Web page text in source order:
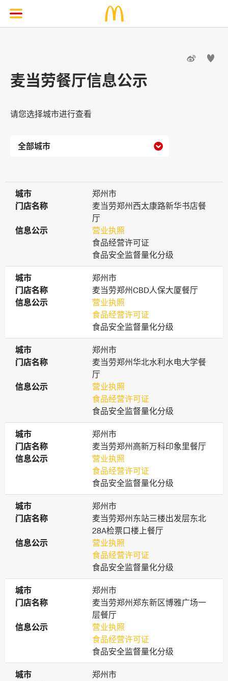
 
麦当劳餐厅信息公示
请您选择城市进行查看

城市
城市
郑州市
门店名称
门店名称
麦当劳郑州西太康路新华书店餐
厅
信息公示
信息公示
营业执照
食品经营许可证
食品安全监督量化分级
城市
城市
郑州市
门店名称
门店名称
麦当劳郑州CBD人保大厦餐厅
信息公示
信息公示
营业执照
食品经营许可证
食品安全监督量化分级
城市
城市
郑州市
门店名称
门店名称
麦当劳郑州华北水利水电大学餐
厅
信息公示
信息公示
营业执照
食品经营许可证
食品安全监督量化分级
城市
城市
郑州市
门店名称
门店名称
麦当劳郑州高新万科印象里餐厅
信息公示
信息公示
营业执照
食品经营许可证
食品安全监督量化分级
城市
城市
郑州市
门店名称
门店名称
麦当劳郑州东站三楼出发层东北
28A检票口楼上餐厅
信息公示
信息公示
营业执照
食品经营许可证
食品安全监督量化分级
城市
城市
郑州市
门店名称
门店名称
麦当劳郑州郑东新区博雅广场一
层餐厅
信息公示
信息公示
营业执照
食品经营许可证
食品安全监督量化分级
城市
城市
郑州市